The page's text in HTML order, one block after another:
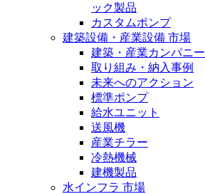
ック製品
カスタムポンプ
建築設備・産業設備 市場
建築・産業カンパニー
取り組み・納入事例
未来へのアクション
標準ポンプ
給水ユニット
送風機
産業チラー
冷熱機械
建機製品
水インフラ 市場